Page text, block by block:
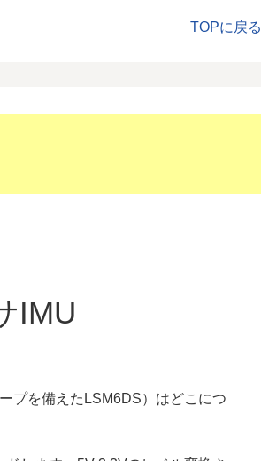
TOPに戻る
IMU
プを備えたLSM6DS）はどこにつ